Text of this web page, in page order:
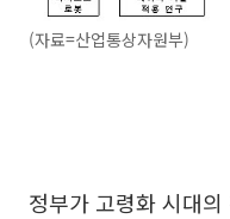
(자료=산업통상자원부)
정부가 고령화 시대의